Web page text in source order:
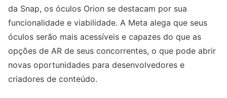
da Snap, os óculos Orion se destacam por sua
funcionalidade e viabilidade. A Meta alega que seus
óculos serão mais acessíveis e capazes do que as
opções de AR de seus concorrentes, o que pode abrir
novas oportunidades para desenvolvedores e
criadores de conteúdo.